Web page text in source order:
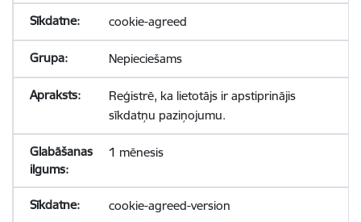
cookie-agreed
Nepieciešams
Reģistrē, ka lietotājs ir apstiprinājis
sīkdatņu paziņojumu.
1 mēnesis
cookie-agreed-version